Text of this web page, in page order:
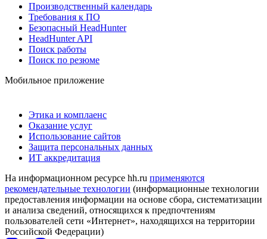
Производственный календарь
Требования к ПО
Безопасный HeadHunter
HeadHunter API
Поиск работы
Поиск по резюме
Мобильное приложение
Этика и комплаенс
Оказание услуг
Использование сайтов
Защита персональных данных
ИТ аккредитация
На информационном ресурсе hh.ru применяются
рекомендательные технологии (информационные технологии
предоставления информации на основе сбора, систематизации
и анализа сведений, относящихся к предпочтениям
пользователей сети «Интернет», находящихся на территории
Российской Федерации)